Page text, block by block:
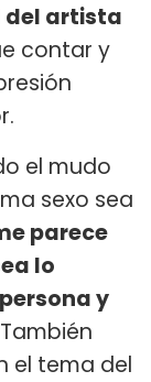
del artista
contar y
el mudo
sexo sea
parece
lo
y
el tema del